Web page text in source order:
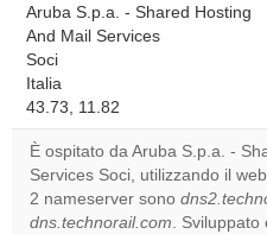
Aruba S.p.a. - Shared Hosting
And Mail Services
Soci
Italia
43.73, 11.82
È ospitato da Aruba S.p.a. -
Services Soci, utilizzando il
2 nameserver sono
dns.technorail.com. Sviluppato